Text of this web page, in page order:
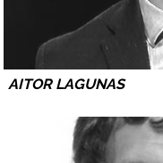
AITOR LAGUNAS